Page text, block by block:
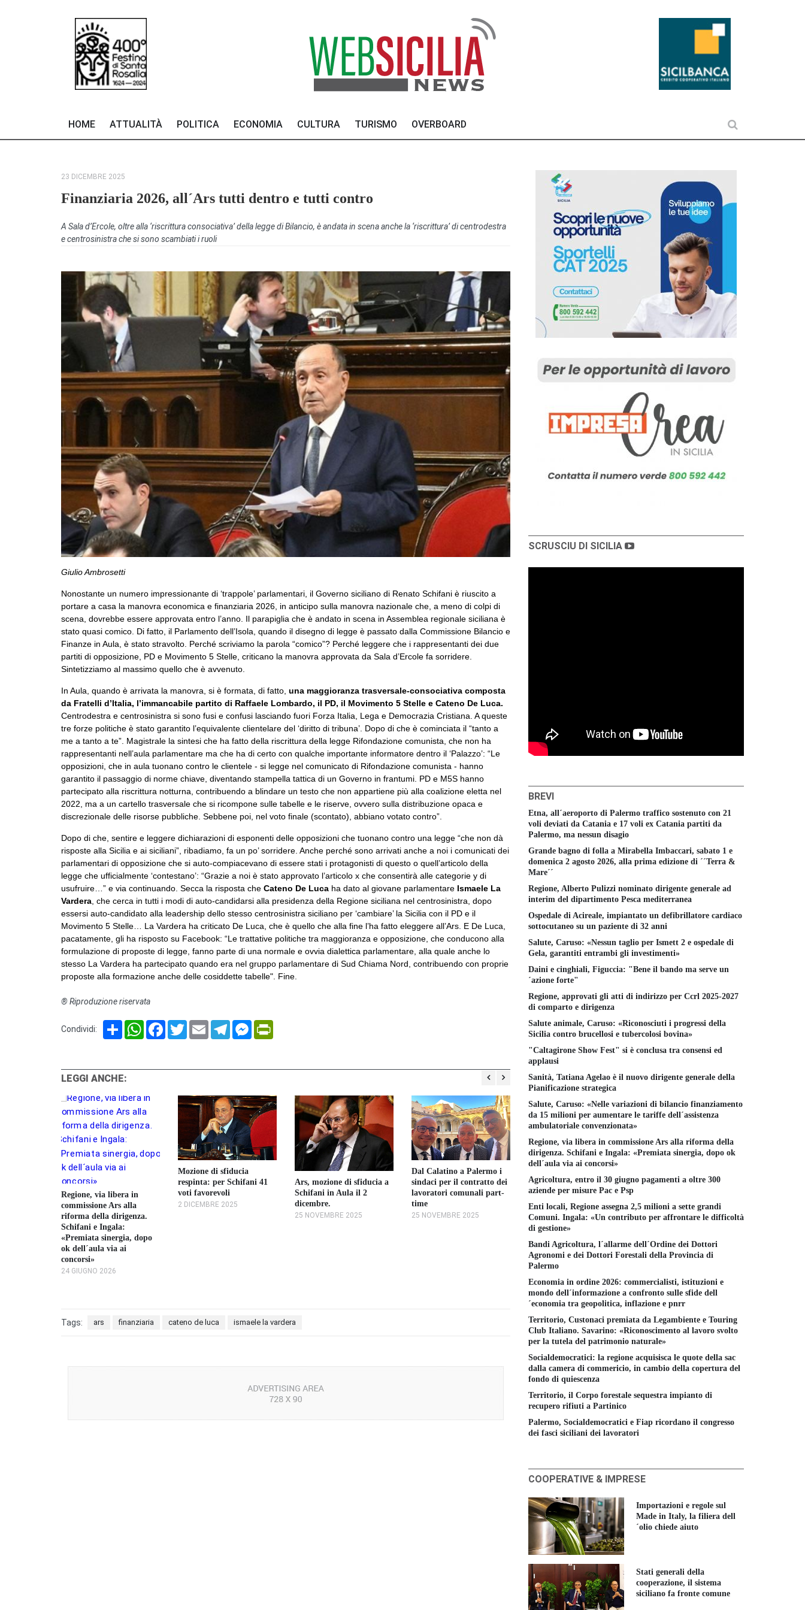
HOME ATTUALITÀ POLITICA ECONOMIA CULTURA TURISMO OVERBOARD
23 DICEMBRE 2025
Finanziaria 2026, all´Ars tutti dentro e tutti contro
A Sala d’Ercole, oltre alla ‘riscrittura consociativa’ della legge di Bilancio, è andata in scena anche la ‘riscrittura’ di centrodestra
e centrosinistra che si sono scambiati i ruoli
Giulio Ambrosetti
Nonostante un numero impressionante di ‘trappole’ parlamentari, il Governo siciliano di Renato Schifani è riuscito a
portare a casa la manovra economica e finanziaria 2026, in anticipo sulla manovra nazionale che, a meno di colpi di
scena, dovrebbe essere approvata entro l’anno. Il parapiglia che è andato in scena in Assemblea regionale siciliana è
stato quasi comico. Di fatto, il Parlamento dell’Isola, quando il disegno di legge è passato dalla Commissione Bilancio e
Finanze in Aula, è stato stravolto. Perché scriviamo la parola “comico”? Perché leggere che i rappresentanti dei due
partiti di opposizione, PD e Movimento 5 Stelle, criticano la manovra approvata da Sala d’Ercole fa sorridere.
Sintetizziamo al massimo quello che è avvenuto.
In Aula, quando è arrivata la manovra, si è formata, di fatto, una maggioranza trasversale-consociativa composta
da Fratelli d’Italia, l’immancabile partito di Raffaele Lombardo, il PD, il Movimento 5 Stelle e Cateno De Luca.
Centrodestra e centrosinistra si sono fusi e confusi lasciando fuori Forza Italia, Lega e Democrazia Cristiana. A queste
tre forze politiche è stato garantito l’equivalente clientelare del ‘diritto di tribuna’. Dopo di che è cominciata il “tanto a
me a tanto a te”. Magistrale la sintesi che ha fatto della riscrittura della legge Rifondazione comunista, che non ha
rappresentanti nell’aula parlamentare ma che ha di certo con qualche importante informatore dentro il ‘Palazzo’: “Le
opposizioni, che in aula tuonano contro le clientele - si legge nel comunicato di Rifondazione comunista - hanno
garantito il passaggio di norme chiave, diventando stampella tattica di un Governo in frantumi. PD e M5S hanno
partecipato alla riscrittura notturna, contribuendo a blindare un testo che non appartiene più alla coalizione eletta nel
2022, ma a un cartello trasversale che si ricompone sulle tabelle e le riserve, ovvero sulla distribuzione opaca e
discrezionale delle risorse pubbliche. Sebbene poi, nel voto finale (scontato), abbiano votato contro”.
Dopo di che, sentire e leggere dichiarazioni di esponenti delle opposizioni che tuonano contro una legge “che non dà
risposte alla Sicilia e ai siciliani”, ribadiamo, fa un po’ sorridere. Anche perché sono arrivati anche a noi i comunicati dei
parlamentari di opposizione che si auto-compiacevano di essere stati i protagonisti di questo o quell’articolo della
legge che ufficialmente ‘contestano’: “Grazie a noi è stato approvato l’articolo x che consentirà alle categorie y di
usufruire…” e via continuando. Secca la risposta che Cateno De Luca ha dato al giovane parlamentare Ismaele La
Vardera , che cerca in tutti i modi di auto-candidarsi alla presidenza della Regione siciliana nel centrosinistra, dopo
essersi auto-candidato alla leadership dello stesso centrosinistra siciliano per ‘cambiare’ la Sicilia con il PD e il
Movimento 5 Stelle… La Vardera ha criticato De Luca, che è quello che alla fine l’ha fatto eleggere all’Ars. E De Luca,
pacatamente, gli ha risposto su Facebook: “Le trattative politiche tra maggioranza e opposizione, che conducono alla
formulazione di proposte di legge, fanno parte di una normale e ovvia dialettica parlamentare, alla quale anche lo
stesso La Vardera ha partecipato quando era nel gruppo parlamentare di Sud Chiama Nord, contribuendo con proprie
proposte alla formazione anche delle cosiddette tabelle". Fine.
® Riproduzione riservata
Condividi: Share WhatsAppFacebook
TwitterEmail TelegramMessenger
LEGGI ANCHE:
Regione, via libera in
commissione Ars alla
riforma della dirigenza.
Schifani e Ingala:
«Premiata sinergia, dopo
ok dell´aula via ai
concorsi»
24 GIUGNO 2026
Mozione di sfiducia
respinta: per Schifani 41
voti favorevoli
2 DICEMBRE 2025
Ars, mozione di sfiducia a
Schifani in Aula il 2
dicembre.
25 NOVEMBRE 2025
Dal Calatino a Palermo i
sindaci per il contratto dei
lavoratori comunali part-
time
25 NOVEMBRE 2025
La mozione di sfiducia
diventa uno show.
22 NOVEMBRE 2025
primi passi
Tags: ars finanziaria cateno de luca ismaele la vardera
SCRUSCIU DI SICILIA
BREVI
Etna, all´aeroporto di Palermo traffico sostenuto con 21
voli deviati da Catania e 17 voli ex Catania partiti da
Palermo, ma nessun disagio
Grande bagno di folla a Mirabella Imbaccari, sabato 1 e
domenica 2 agosto 2026, alla prima edizione di ´´Terra &
Mare´´
Regione, Alberto Pulizzi nominato dirigente generale ad
interim del dipartimento Pesca mediterranea
Ospedale di Acireale, impiantato un defibrillatore cardiaco
sottocutaneo su un paziente di 32 anni
Salute, Caruso: «Nessun taglio per Ismett 2 e ospedale di
Gela, garantiti entrambi gli investimenti»
Daini e cinghiali, Figuccia: "Bene il bando ma serve un
´azione forte"
Regione, approvati gli atti di indirizzo per Ccrl 2025-2027
di comparto e dirigenza
Salute animale, Caruso: «Riconosciuti i progressi della
Sicilia contro brucellosi e tubercolosi bovina»
"Caltagirone Show Fest" si è conclusa tra consensi ed
applausi
Sanità, Tatiana Agelao è il nuovo dirigente generale della
Pianificazione strategica
Salute, Caruso: «Nelle variazioni di bilancio finanziamento
da 15 milioni per aumentare le tariffe dell´assistenza
ambulatoriale convenzionata»
Regione, via libera in commissione Ars alla riforma della
dirigenza. Schifani e Ingala: «Premiata sinergia, dopo ok
dell´aula via ai concorsi»
Agricoltura, entro il 30 giugno pagamenti a oltre 300
aziende per misure Pac e Psp
Enti locali, Regione assegna 2,5 milioni a sette grandi
Comuni. Ingala: «Un contributo per affrontare le difficoltà
di gestione»
Bandi Agricoltura, l´allarme dell´Ordine dei Dottori
Agronomi e dei Dottori Forestali della Provincia di
Palermo
Economia in ordine 2026: commercialisti, istituzioni e
mondo dell´informazione a confronto sulle sfide dell
´economia tra geopolitica, inflazione e pnrr
Territorio, Custonaci premiata da Legambiente e Touring
Club Italiano. Savarino: «Riconoscimento al lavoro svolto
per la tutela del patrimonio naturale»
Socialdemocratici: la regione acquisisca le quote della sac
dalla camera di commericio, in cambio della copertura del
fondo di quiescenza
Territorio, il Corpo forestale sequestra impianto di
recupero rifiuti a Partinico
Palermo, Socialdemocratici e Fiap ricordano il congresso
dei fasci siciliani dei lavoratori
COOPERATIVE & IMPRESE
Importazioni e regole sul
Made in Italy, la filiera dell
´olio chiede aiuto
Stati generali della
cooperazione, il sistema
siciliano fa fronte comune